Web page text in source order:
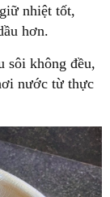
giữ nhiệt tốt,
hơn.
sôi không đều,
nước từ thực